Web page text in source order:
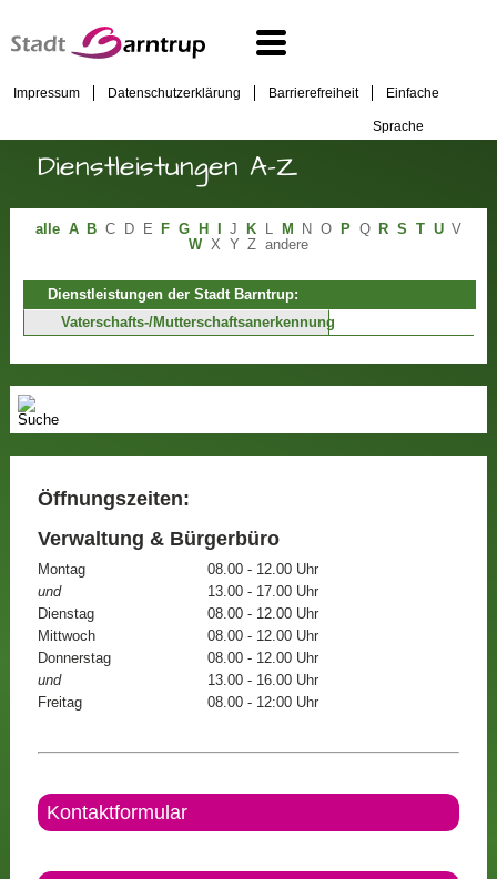
Impressum Datenschutzerklärung Barrierefreiheit Einfache
Sprache
Dienstleistungen A-Z
alle A B C D E F G H J K L M N O P Q R S T U V
W X Y Z andere
Dienstleistungen der Stadt Barntrup:
Vaterschafts-/Mutterschaftsanerkennung
Öffnungszeiten:
Verwaltung & Bürgerbüro
Montag
08.00 - 12.00 Uhr
und
13.00 - 17.00 Uhr
Dienstag
08.00 - 12.00 Uhr
Mittwoch
08.00 - 12.00 Uhr
Donnerstag
08.00 - 12.00 Uhr
und
13.00 - 16.00 Uhr
Freitag
08.00 - 12:00 Uhr
Kontaktformular